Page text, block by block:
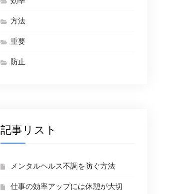
方法
重要
防止
記事リスト
メンタルヘルス不調を防ぐ方法
仕事の効率アップには休憩が大切